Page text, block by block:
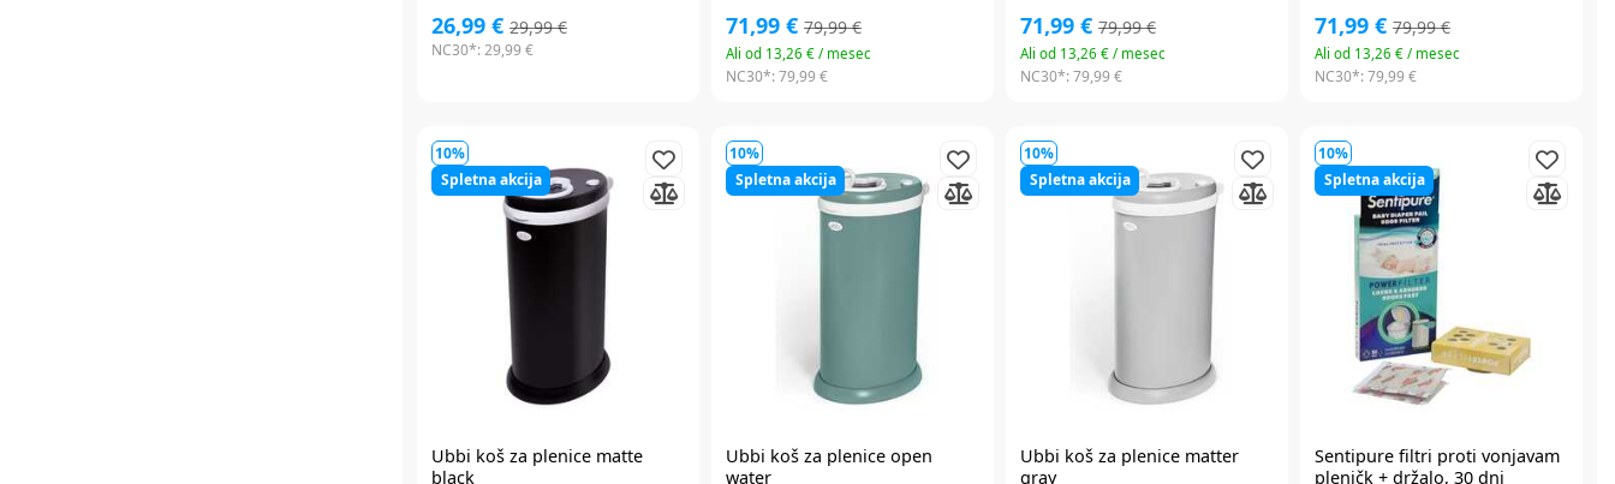
26,99 € 29,99 €
NC30*:29,99 €
71,99 € 79,99 €
Ali od 13,26 € / mesec
NC30*:79,99 €
71,99 € 79,99 €
Ali od 13,26 € / mesec
NC30*:79,99 €
71,99 € 79,99 €
Ali od 13,26 € / mesec
NC30*:79,99 €
10%
Spletna akcija
Ubbi koš za plenice matte
black
10%
Spletna akcija
Ubbi koš za plenice open
water
10%
Spletna akcija
Ubbi koš za plenice matter
gray
10%
Spletna akcija
Sentipure filtri proti vonjavam
pleničk + držalo, 30 dni